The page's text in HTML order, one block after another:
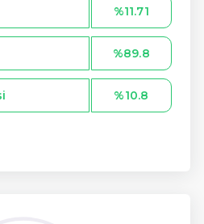
%11.71
%89.8
%10.8